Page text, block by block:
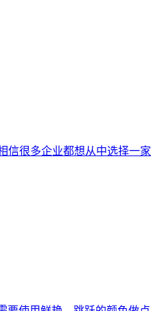
信很多企业都想从中选择一家